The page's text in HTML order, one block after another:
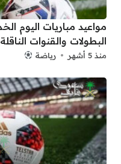
البطولات والقنوات الناقلة
منذ 5 أشهر رياضة